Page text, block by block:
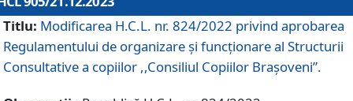
Titlu: Modificarea H.C.L. nr. 824/2022 privind aprobarea
Regulamentului de organizare şi funcţionare al Structurii
Consultative a copiilor ,,Consiliul Copiilor Braşoveni”.